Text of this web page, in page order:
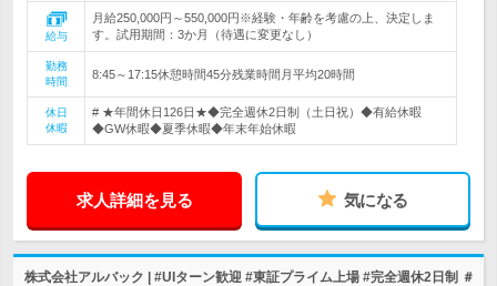
給与
月給250,000円～550,000円※経験・年齢を考慮の上、決定しま
す。試用期間：3か月（待遇に変更なし）
勤務
時間
8:45～17:15休憩時間45分残業時間月平均20時間
休日
休暇
# ★年間休日126日★◆完全週休2日制（土日祝）◆有給休暇
◆GW休暇◆夏季休暇◆年末年始休暇
求人詳細を見る 気になる
株式会社アルバック | #UIターン歓迎 #東証プライム上場 #完全週休2日制 ＃